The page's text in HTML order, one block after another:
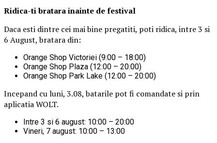
Ridica-ti bratarainainte de festival
Daca esti dintre cei mai bine pregatiti, poti ridica, intre 3 si
6 August, bratara din:
Orange Shop Victoriei (9:00 – 18:00)
Orange Shop Plaza (12:00 – 20:00)
Orange Shop Park Lake (12:00 – 20:00)
Incepand cu luni, 3.08, batarile pot fi comandate si prin
aplicatia WOLT.
Intre 3 si 6 august: 10:00 – 20:00
Vineri, 7 august: 10:00 – 13:00